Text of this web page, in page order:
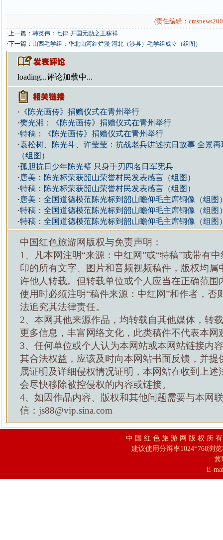
(责任编辑：
·上一篇： 韩英伟：七律·开国元勋之王稼祥
·下一篇： 山西毛学组：华北山河红烂漫 河北（涉县）毛学组成立（组图）
loading...评论加载中...
· 《陈光画传》捐赠仪式在青州举行
·樊光湘：《陈光画传》捐赠仪式在青州举行
·特稿：《陈光画传》捐赠仪式在青州举行
·袁松树、陈光斗、许莹莹：抗战老兵讲述抗日故事 全景
（组图）
·孤胆抗日少年陈光璧 只身手刃四名日军宪兵
·唐美：陈光标荣获韶山荣誉村民发表感言（组图）
·特稿：陈光标荣获韶山荣誉村民发表感言（组图）
·唐美：全国道德模范陈光标到韶山瞻仰毛主席铜像（组图
·特稿：全国道德模范陈光标到韶山瞻仰毛主席铜像（组图
·特稿：全国道德模范陈光标到韶山瞻仰毛主席铜像（组图
中国红色旅游网版权与免责声明：
1、凡本网注明“来源：中红网”或“特稿”或带有
印的所有文字、图片和音频视频稿件，版权均属
许他人转载。但转载单位或个人应当在正确范围
使用时必须注明“稿件来源：中红网”和作者，否
法追究其法律责任。
2、本网其他来源作品，均转载自其他媒体，转
更多信息，丰富网络文化，此类稿件不代表本网
3、任何单位或个人认为本网站或本网站链接内
其合法权益，应该及时向本网站书面反馈，并提
属证明及详细侵权情况证明，本网站在收到上述
会尽快移除被控侵权的内容或链接。
4、如因作品内容、版权和其他问题需要与本网
信：js88@vip.sina.com
中 国 红 色 旅 游 网 版 权 所
建议使用分辩率1024*768浏
冀
E-